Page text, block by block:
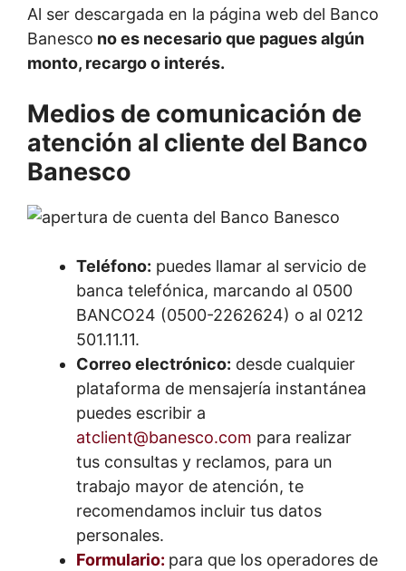
Al ser descargada en la página web del Banco
Banesco no es necesario que pagues algún
monto, recargo o interés.
Medios de comunicación de
atención al cliente del Banco
Banesco
Teléfono: puedes llamar al servicio de
banca telefónica, marcando al 0500
BANCO24 (0500-2262624) o al 0212
501.11.11.
Correo electrónico: desde cualquier
plataforma de mensajería instantánea
puedes escribir a
atclient@banesco.com para realizar
tus consultas y reclamos, para un
trabajo mayor de atención, te
recomendamos incluir tus datos
personales.
Formulario: para que los operadores de